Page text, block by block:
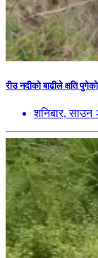
रीउ नदीको बाढीले क्षति
शनिबार,